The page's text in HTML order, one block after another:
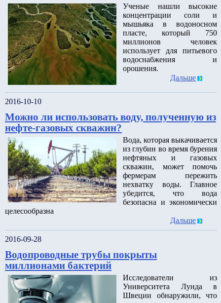
Ученые нашли высокие
концентрации соли и
мышьяка в водоносном
пласте, который 750
миллионов человек
использует для питьевого
водоснабжения и
орошения.
Дальше
2016-10-10
Можно ли использовать воду, полученную из
нефте-газовых скважин?
Вода, которая выкачивается
из глубин во время бурения
нефтяных и газовых
скважин, может помочь
фермерам пережить
нехватку воды. Главное
убедится, что вода
безопасна и экономически
целесообразна
Дальше
2016-09-28
Водопроводные трубы покрыты
миллионами бактерий
Исследователи из
Университета Лунда в
Швеции обнаружили, что